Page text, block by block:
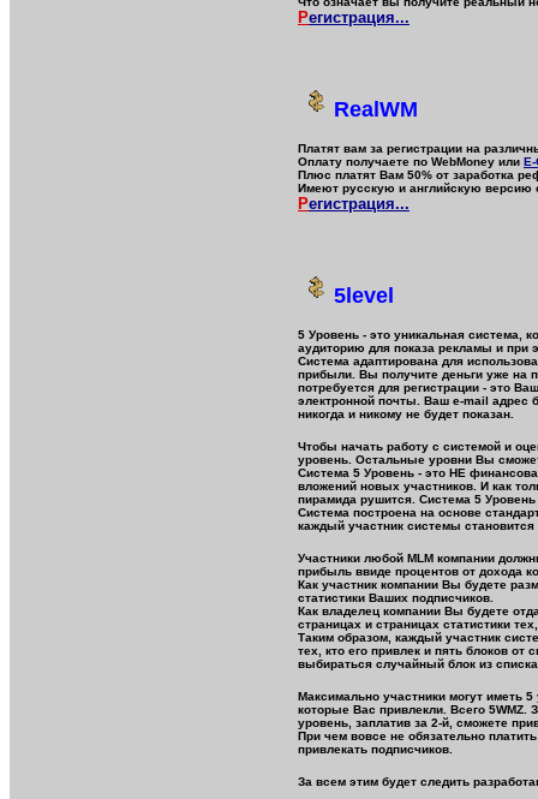
Регистрация...
RealWM
Платят вам за регистрации на
Оплату получаете по WebMoney или
Плюс платят Вам 50% от заработка
Имеют русскую и английскую версию
Регистрация...
5level
5 Уровень - это уникальная система,
аудиторию для показа рекламы и при
Система адаптирована для
прибыли. Вы получите деньги уже на
потребуется для регистрации - это
электронной почты. Ваш e-mail адрес
никогда и никому не будет показан.
Чтобы начать работу с системой и
уровень. Остальные уровни Вы
Система 5 Уровень - это НЕ
вложений новых участников. И как
пирамида рушится. Система 5
Система построена на основе
каждый участник системы
Участники любой MLM компании
прибыль ввиде процентов от дохода
Как участник компании Вы будете
статистики Ваших подписчиков.
Как владелец компании Вы будете
страницах и страницах статистики
Таким образом, каждый участник
тех, кто его привлек и пять блоков от
выбираться случайный блок из
Максимально участники могут иметь
которые Вас привлекли. Всего 5WMZ.
уровень, заплатив за 2-й, сможете
При чем вовсе не обязательно
привлекать подписчиков.
За всем этим будет следить